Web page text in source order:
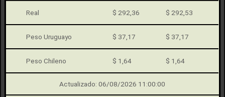
Real $ 292,36 $ 292,53
Peso Uruguayo $ 37,17 $ 37,17
Peso Chileno $ 1,64 $ 1,64
Actualizado: 06/08/2026 11:00:00